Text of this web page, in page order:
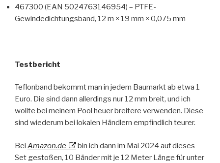
467300 (EAN 5024763146954) – PTFE-
Gewindedichtungsband, 12 m × 19 mm × 0,075 mm
Testbericht
Teflonband bekommt man in jedem Baumarkt ab etwa 1
Euro. Die sind dann allerdings nur 12 mm breit, und ich
wollte bei meinem Pool heuer breitere verwenden. Diese
sind wiederum bei lokalen Händlern empfindlich teurer.
Bei Amazon.de
bin ich dann im Mai 2024 auf dieses
Set gestoßen, 10 Bänder mit je 12 Meter Länge für unter